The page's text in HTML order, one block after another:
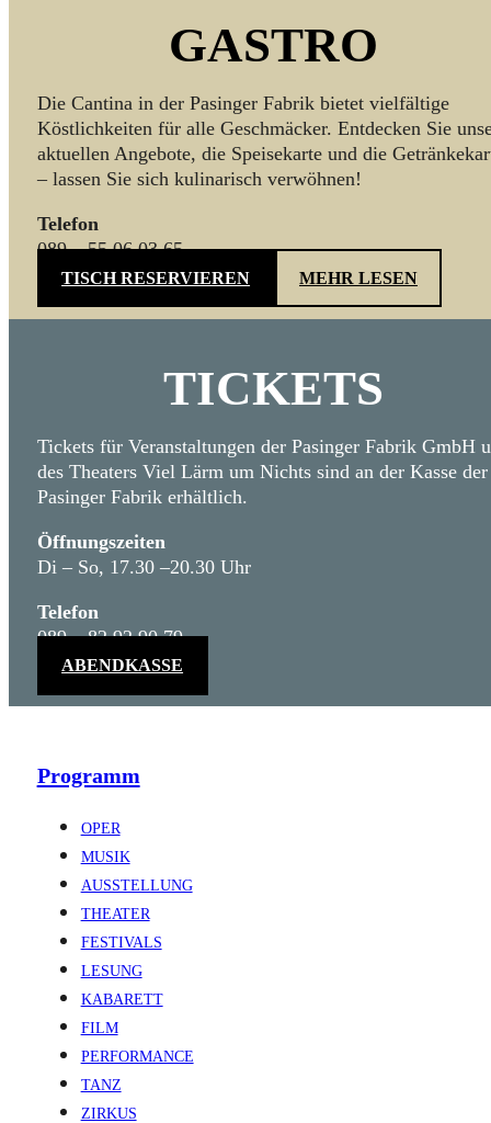
GASTRO
Die Cantina in der Pasinger Fabrik bietet vielfältige
Köstlichkeiten für alle Geschmäcker. Entdecken Sie
aktuellen Angebote, die Speisekarte und die
– lassen Sie sich kulinarisch verwöhnen!
Telefon
089 – 55 06 03 65
TISCH RESERVIEREN MEHR LESEN
TICKETS
Tickets für Veranstaltungen der Pasinger Fabrik GmbH
des Theaters Viel Lärm um Nichts sind an der Kasse der
Pasinger Fabrik erhältlich.
Öffnungszeiten
Di – So, 17.30 –20.30 Uhr
Telefon
089 – 82 92 90 79
ABENDKASSE
Programm
OPER
MUSIK
AUSSTELLUNG
THEATER
FESTIVALS
LESUNG
KABARETT
FILM
PERFORMANCE
TANZ
ZIRKUS